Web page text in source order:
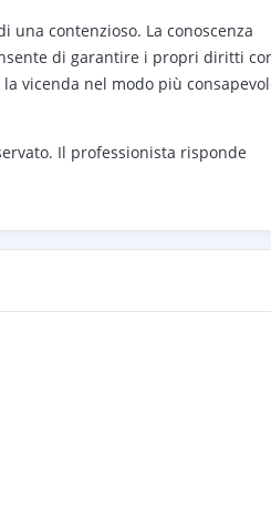
contenzioso. La conoscenza
di garantire i propri diritti
vicenda nel modo più
Il professionista risponde